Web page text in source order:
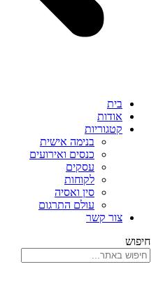
בית
אודות
קטגוריות
בנימה אישית
כנסים ואירועים
עסקים
לקוחות
סין ואסיה
עולם התרגום
צור קשר
חיפוש